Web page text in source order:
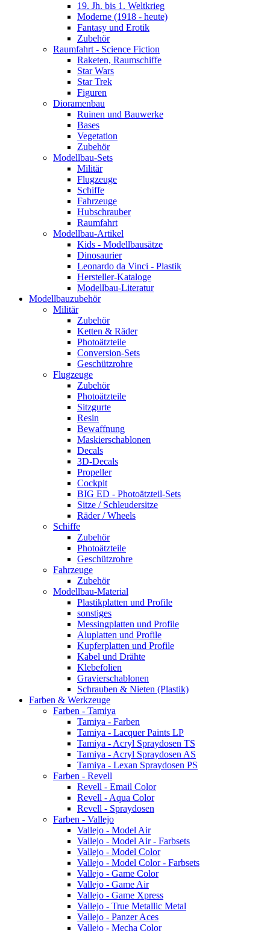
19. Jh. bis 1. Weltkrieg
Moderne (1918 - heute)
Fantasy und Erotik
Zubehör
Raumfahrt - Science Fiction
Raketen, Raumschiffe
Star Wars
Star Trek
Figuren
Dioramenbau
Ruinen und Bauwerke
Bases
Vegetation
Zubehör
Modellbau-Sets
Militär
Flugzeuge
Schiffe
Fahrzeuge
Hubschrauber
Raumfahrt
Modellbau-Artikel
Kids - Modellbausätze
Dinosaurier
Leonardo da Vinci - Plastik
Hersteller-Kataloge
Modellbau-Literatur
Modellbauzubehör
Militär
Zubehör
Ketten & Räder
Photoätzteile
Conversion-Sets
Geschützrohre
Flugzeuge
Zubehör
Photoätzteile
Sitzgurte
Resin
Bewaffnung
Maskierschablonen
Decals
3D-Decals
Propeller
Cockpit
BIG ED - Photoätzteil-Sets
Sitze / Schleudersitze
Räder / Wheels
Schiffe
Zubehör
Photoätzteile
Geschützrohre
Fahrzeuge
Zubehör
Modellbau-Material
Plastikplatten und Profile
sonstiges
Messingplatten und Profile
Aluplatten und Profile
Kupferplatten und Profile
Kabel und Drähte
Klebefolien
Gravierschablonen
Schrauben & Nieten (Plastik)
Farben & Werkzeuge
Farben - Tamiya
Tamiya - Farben
Tamiya - Lacquer Paints LP
Tamiya - Acryl Spraydosen TS
Tamiya - Acryl Spraydosen AS
Tamiya - Lexan Spraydosen PS
Farben - Revell
Revell - Email Color
Revell - Aqua Color
Revell - Spraydosen
Farben - Vallejo
Vallejo - Model Air
Vallejo - Model Air - Farbsets
Vallejo - Model Color
Vallejo - Model Color - Farbsets
Vallejo - Game Color
Vallejo - Game Air
Vallejo - Game Xpress
Vallejo - True Metallic Metal
Vallejo - Panzer Aces
Vallejo - Mecha Color